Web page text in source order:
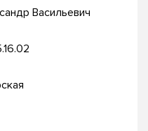
Васильевич